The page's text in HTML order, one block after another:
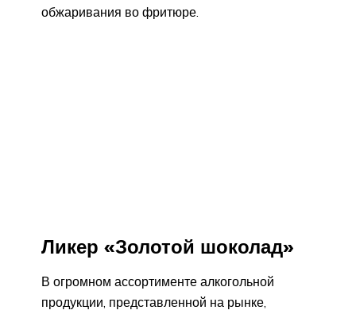
обжаривания во фритюре.
Ликер «Золотой шоколад»
В огромном ассортименте алкогольной
продукции, представленной на рынке,